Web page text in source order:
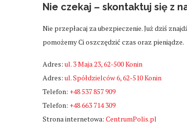
Nie czekaj – skontaktuj się z
Nie przepłacaj za ubezpieczenie. Już dziś
pomożemy Ci oszczędzić czas oraz pieniądze.
Adres: ul. 3 Maja 23, 62-500 Konin
Adres: ul. Spółdzielców 6, 62-510 Konin
Telefon: +48 537 857 909
Telefon: +48 663 714 309
Strona internetowa: CentrumPolis.pl